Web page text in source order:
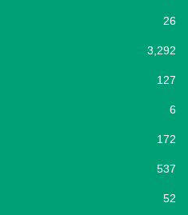
26
3,292
127
6
172
537
52